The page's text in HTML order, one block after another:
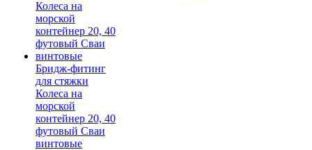
Бридж-фитинг
для стяжки
Колеса на
морской
контейнер 20, 40
футовый Сваи
винтовые